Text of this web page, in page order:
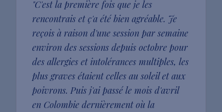
"C'est la première fois que je les
rencontrais et ç'a été bien agréable. Je
reçois à raison d'une session par semaine
environ des sessions depuis octobre pour
des allergies et intolérances multiples, les
plus graves étaient celles au soleil et aux
poivrons. Puis j'ai passé le mois d'avril
en Colombie dernièrement où la